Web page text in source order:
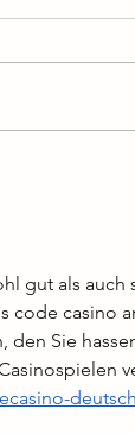
gut als
casino
Sie